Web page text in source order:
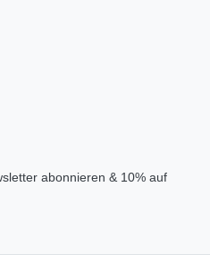
abonnieren & 10% auf